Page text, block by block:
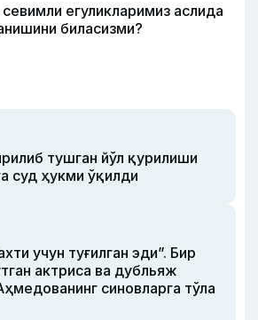
егуликларимиз аслида
биласизми?
тушган йўл қурилиши
суд ҳукми ўқилди
учун туғилган эди”. Бир
актриса ва дубльяж
синовларга тўла